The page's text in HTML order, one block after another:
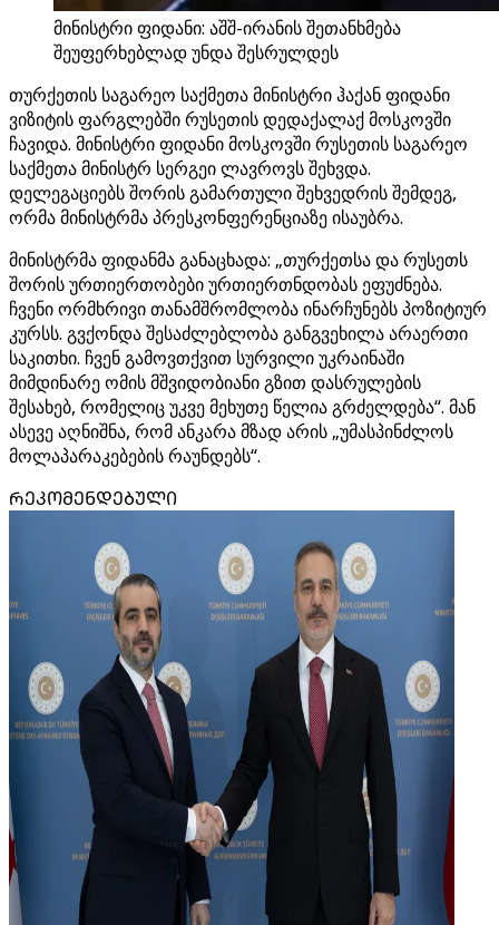
მინისტრი ფიდანი: აშშ-ირანის შეთანხმება
შეუფერხებლად უნდა შესრულდეს
თურქეთის საგარეო საქმეთა მინისტრი ჰაქან ფიდანი
ვიზიტის ფარგლებში რუსეთის დედაქალაქ მოსკოვში
ჩავიდა. მინისტრი ფიდანი მოსკოვში რუსეთის საგარეო
საქმეთა მინისტრ სერგეი ლავროვს შეხვდა.
დელეგაციებს შორის გამართული შეხვედრის შემდეგ,
ორმა მინისტრმა პრესკონფერენციაზე ისაუბრა.
მინისტრმა ფიდანმა განაცხადა: „თურქეთსა და რუსეთს
შორის ურთიერთობები ურთიერთნდობას ეფუძნება.
ჩვენი ორმხრივი თანამშრომლობა ინარჩუნებს პოზიტიურ
კურსს. გვქონდა შესაძლებლობა განგვეხილა არაერთი
საკითხი. ჩვენ გამოვთქვით სურვილი უკრაინაში
მიმდინარე ომის მშვიდობიანი გზით დასრულების
შესახებ, რომელიც უკვე მეხუთე წელია გრძელდება“. მან
ასევე აღნიშნა, რომ ანკარა მზად არის „უმასპინძლოს
მოლაპარაკებების რაუნდებს“.
ᲠᲔᲙᲝᲛᲔᲜᲓᲔᲑᲣᲚᲘ